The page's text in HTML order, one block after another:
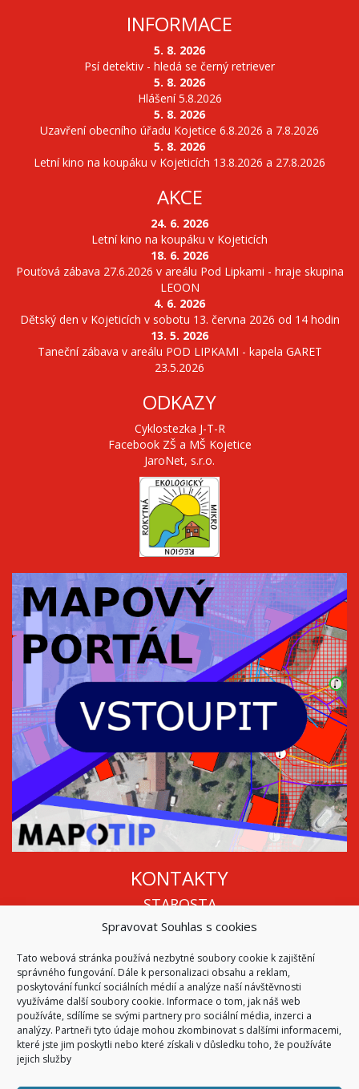
Spravovat Souhlas s cookies
Tato webová stránka používá nezbytné soubory cookie k zajištění
správného fungování. Dále k personalizaci obsahu a reklam,
poskytování funkcí sociálních médií a analýze naší návštěvnosti
využíváme další soubory cookie. Informace o tom, jak náš web
používáte, sdílíme se svými partnery pro sociální média, inzerci a
analýzy. Partneři tyto údaje mohou zkombinovat s dalšími informacemi,
které jste jim poskytli nebo které získali v důsledku toho, že používáte
jejich služby
INFORMACE
5. 8. 2026
Psí detektiv - hledá se černý retriever
5. 8. 2026
Hlášení 5.8.2026
5. 8. 2026
Uzavření obecního úřadu Kojetice 6.8.2026 a 7.8.2026
5. 8. 2026
Letní kino na koupáku v Kojeticích 13.8.2026 a 27.8.2026
AKCE
24. 6. 2026
Letní kino na koupáku v Kojeticích
18. 6. 2026
Pouťová zábava 27.6.2026 v areálu Pod Lipkami - hraje skupina
LEOON
4. 6. 2026
Dětský den v Kojeticích v sobotu 13. června 2026 od 14 hodin
13. 5. 2026
Taneční zábava v areálu POD LIPKAMI - kapela GARET
23.5.2026
ODKAZY
Cyklostezka J-T-R
Facebook ZŠ a MŠ Kojetice
JaroNet, s.r.o.
KONTAKTY
STAROSTA
Mgr. Roman Vala
info@oukojetice.cz
ÚŘEDNÍ HODINY
Po, St: 15:30 - 16:30
Všechny kontakty | Kde nás najdete